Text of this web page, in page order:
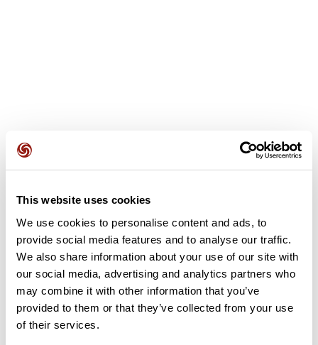
This website uses cookies
We use cookies to personalise content and ads, to
provide social media features and to analyse our traffic.
We also share information about your use of our site with
our social media, advertising and analytics partners who
may combine it with other information that you’ve
provided to them or that they’ve collected from your use
of their services.
Opiniones de los usuarios
Este recorrido aún no contiene opiniones. ¿Ya lo has
Añadir una opinión